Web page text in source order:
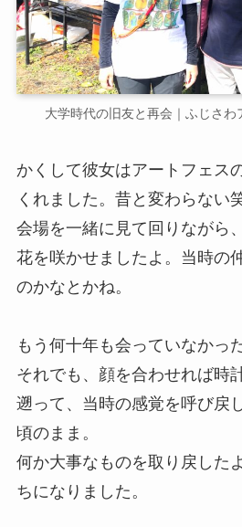
大学時代の旧友と再会｜ふじさ
かくして彼女はアートフェス
くれました。昔と変わらない
会場を一緒に見て回りながら
花を咲かせましたよ。当時の
のかなとかね。
もう何十年も会っていなかっ
それでも、顔を合わせれば時
遡って、当時の感覚を呼び戻
頃のまま。
何か大事なものを取り戻した
ちになりました。